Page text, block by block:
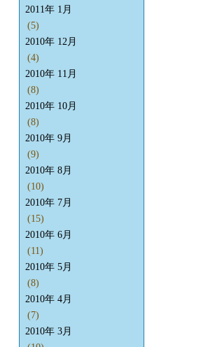
2011年 1月
(5)
2010年 12月
(4)
2010年 11月
(8)
2010年 10月
(8)
2010年 9月
(9)
2010年 8月
(10)
2010年 7月
(15)
2010年 6月
(11)
2010年 5月
(8)
2010年 4月
(7)
2010年 3月